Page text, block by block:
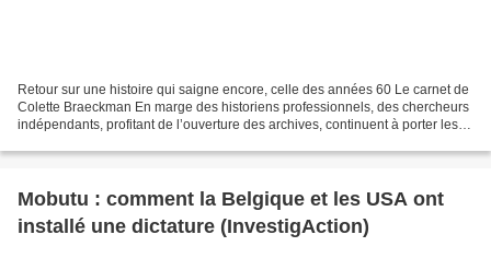
Retour sur une histoire qui saigne encore, celle des années 60 Le carnet de
Colette Braeckman En marge des historiens professionnels, des chercheurs
indépendants, profitant de l’ouverture des archives, continuent à porter les
Mobutu : comment la Belgique et les USA ont
installé une dictature (InvestigAction)